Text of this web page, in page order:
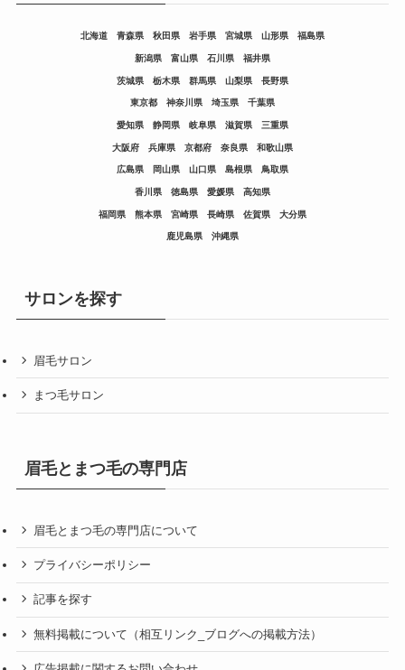
北海道 青森県 秋田県 岩手県 宮城県 山形県 福島県
新潟県 富山県 石川県 福井県
茨城県 栃木県 群馬県 山梨県 長野県
東京都 神奈川県 埼玉県 千葉県
愛知県 静岡県 岐阜県 滋賀県 三重県
大阪府 兵庫県 京都府 奈良県 和歌山県
広島県 岡山県 山口県 島根県 鳥取県
香川県 徳島県 愛媛県 高知県
福岡県 熊本県 宮崎県 長崎県 佐賀県 大分県
鹿児島県 沖縄県
サロンを探す
眉毛サロン
まつ毛サロン
眉毛とまつ毛の専門店
眉毛とまつ毛の専門店について
プライバシーポリシー
記事を探す
無料掲載について（相互リンク_ブログへの掲載方法）